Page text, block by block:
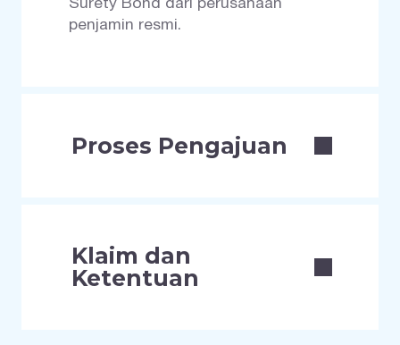
Surety Bond dari perusahaan
penjamin resmi.
Proses Pengajuan
Klaim dan
Ketentuan